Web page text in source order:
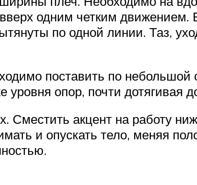
одним четким
по одной линии. Таз,
поставить по
опор, почти дотягивая
Сместить акцент на работу
и опускать тело, меняя